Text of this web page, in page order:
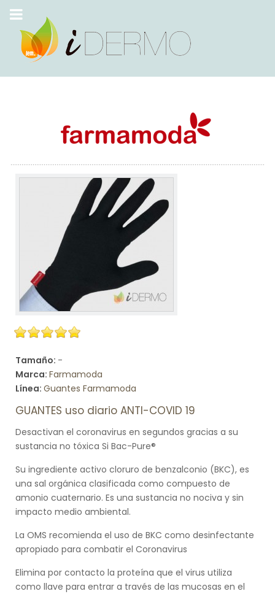
Tamaño: -
Marca: Farmamoda
Línea: Guantes Farmamoda
GUANTES uso diario ANTI-COVID 19
Desactivan el coronavirus en segundos gracias a su
sustancia no tóxica Si Bac-Pure®
Su ingrediente activo cloruro de benzalconio (BKC), es
una sal orgánica clasificada como compuesto de
amonio cuaternario. Es una sustancia no nociva y sin
impacto medio ambiental.
La OMS recomienda el uso de BKC como desinfectante
apropiado para combatir el Coronavirus
Elimina por contacto la proteína que el virus utiliza
como llave para entrar a través de las mucosas en el